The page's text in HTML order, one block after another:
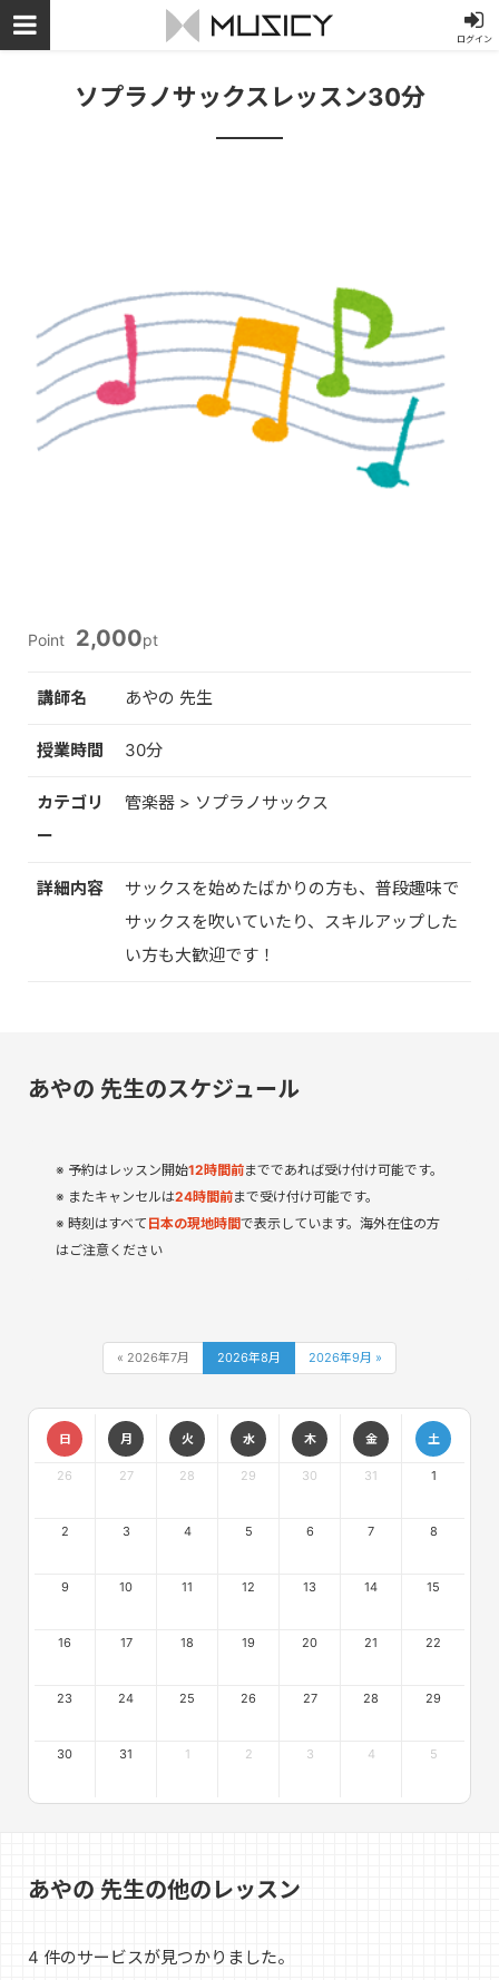
ログイン
ソプラノサックスレッスン30分
Point 2,000pt
講師名 あやの 先生
授業時間 30分
カテゴリ
ー
管楽器 > ソプラノサックス
詳細内容
サックスを始めたばかりの方も、普段趣味で
サックスを吹いていたり、スキルアップした
い方も大歓迎です！
あやの 先生のスケジュール
予約はレッスン開始12時間前までであれば受け付け可能です。
またキャンセルは24時間前まで受け付け可能です。
時刻はすべて 日本の現地時間で表示しています。海外在住の方
はご注意ください
« 2026年7月 2026年8月 2026年9月 »
日 月 火 水 木 金 土
26 27 28 29 30 31 1
2 3 4 5 6 7 8
9 10 11 12 13 14 15
16 17 18 19 20 21 22
23 24 25 26 27 28 29
30 31 1 2 3 4 5
あやの 先生の他のレッスン
4 件のサービスが見つかりました。